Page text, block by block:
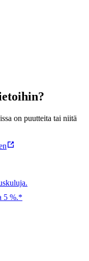
on puutteita tai niitä
5 %.*